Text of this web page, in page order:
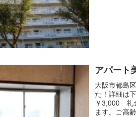
アパート
大阪市都島
た！詳細は
￥3,000 礼
ます。ご高